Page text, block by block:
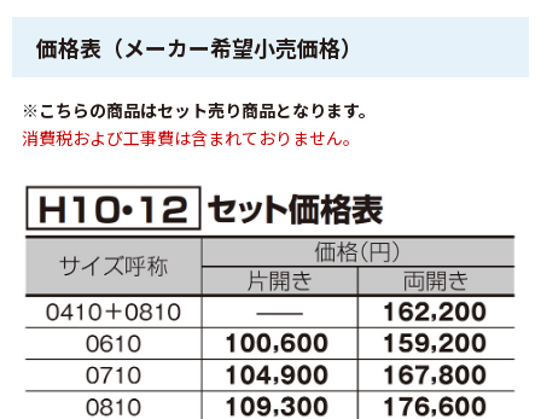
価格表（メーカー希望小売価格）
※こちらの商品はセット売り商品となります。
消費税および工事費は含まれておりません。